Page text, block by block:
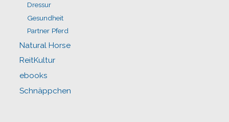
Dressur
Gesundheit
Partner Pferd
Natural Horse
ReitKultur
ebooks
Schnäppchen